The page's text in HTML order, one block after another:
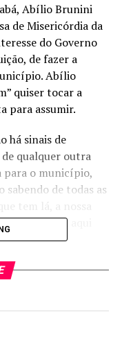
Abílio Brunini
de Misericórdia da
do Governo
de fazer a
Abílio
quiser tocar a
para assumir.
há sinais de
qualquer outra
para o município,
sabendo de todas as
a gente está aqui
A gente percebeu
vai continuar